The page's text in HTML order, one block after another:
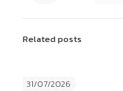
Related posts
31/07/2026